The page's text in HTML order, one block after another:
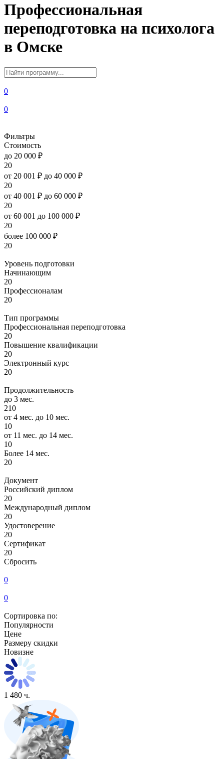
Профессиональная
переподготовка на психолога
в Омске
0
0
Фильтры
Стоимость
до 20 000 ₽
20
от 20 001 ₽ до 40 000 ₽
20
от 40 001 ₽ до 60 000 ₽
20
от 60 001 до 100 000 ₽
20
более 100 000 ₽
20
Уровень подготовки
Начинающим
20
Профессионалам
20
Тип программы
Профессиональная переподготовка
20
Повышение квалификации
20
Электронный курс
20
Продолжительность
до 3 мес.
210
от 4 мес. до 10 мес.
10
от 11 мес. до 14 мес.
10
Более 14 мес.
20
Документ
Российский диплом
20
Международный диплом
20
Удостоверение
20
Сертификат
20
Сбросить
0
0
Сортировка по:
Популярности
Цене
Размеру скидки
Новизне
1 480 ч.